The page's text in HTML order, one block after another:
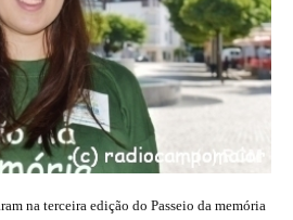
na terceira edição do Passeio da memória